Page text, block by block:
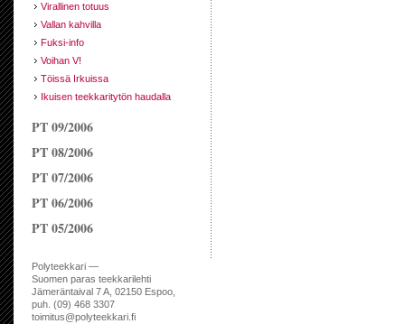
Virallinen totuus
Vallan kahvilla
Fuksi-info
Voihan V!
Töissä Irkuissa
Ikuisen teekkaritytön haudalla
PT 09/2006
PT 08/2006
PT 07/2006
PT 06/2006
PT 05/2006
Polyteekkari —
Suomen paras teekkarilehti
Jämeräntaival 7 A, 02150 Espoo,
puh. (09) 468 3307
toimitus@polyteekkari.fi